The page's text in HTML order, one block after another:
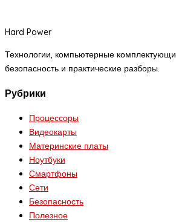
Hard Power
Технологии, компьютерные
безопасность и практические разборы.
Рубрики
Процессоры
Видеокарты
Материнские платы
Ноутбуки
Смартфоны
Сети
Безопасность
Полезное